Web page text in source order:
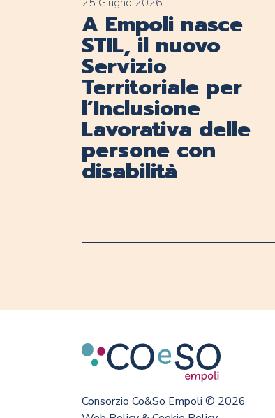
A Empoli nasce
STIL, il nuovo
Servizio
Territoriale per
l’Inclusione
Lavorativa delle
persone con
disabilità
Consorzio Co&So Empoli © 2026